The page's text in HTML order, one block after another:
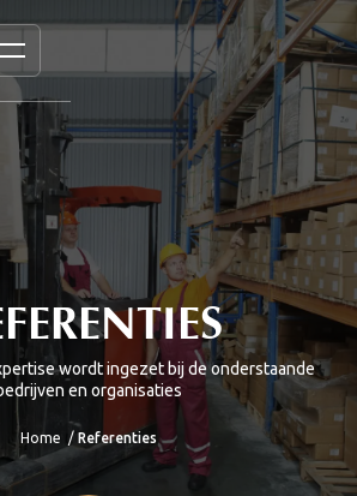
wordt ingezet bij de onderstaande
en organisaties
Home / Referenties